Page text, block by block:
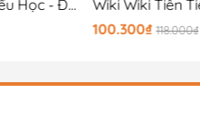
Wiki Wiki Tiền Tiểu Học - Đứa Trẻ Thiên Tài - Toán Học Vui Nhộn
100.300₫ 118.000₫